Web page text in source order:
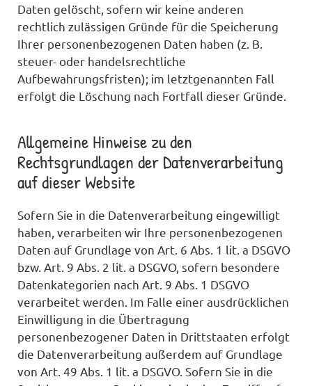
Daten gelöscht, sofern wir keine anderen
rechtlich zulässigen Gründe für die Speicherung
Ihrer personenbezogenen Daten haben (z. B.
steuer- oder handelsrechtliche
Aufbewahrungsfristen); im letztgenannten Fall
erfolgt die Löschung nach Fortfall dieser Gründe.
Allgemeine Hinweise zu den
Rechtsgrundlagen der Datenverarbeitung
auf dieser Website
Sofern Sie in die Datenverarbeitung eingewilligt
haben, verarbeiten wir Ihre personenbezogenen
Daten auf Grundlage von Art. 6 Abs. 1 lit. a DSGVO
bzw. Art. 9 Abs. 2 lit. a DSGVO, sofern besondere
Datenkategorien nach Art. 9 Abs. 1 DSGVO
verarbeitet werden. Im Falle einer ausdrücklichen
Einwilligung in die Übertragung
personenbezogener Daten in Drittstaaten erfolgt
die Datenverarbeitung außerdem auf Grundlage
von Art. 49 Abs. 1 lit. a DSGVO. Sofern Sie in die